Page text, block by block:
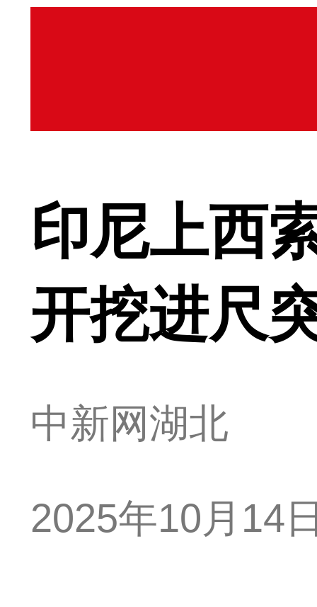
印尼上西
开挖进尺
中新网湖北
2025年10月14